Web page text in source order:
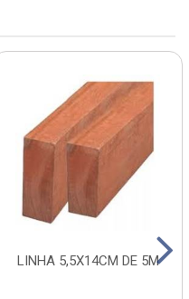
LINHA 5,5X14CM DE 5M